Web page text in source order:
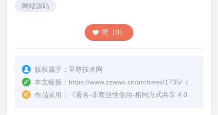
网站源码
赞（0）
版权属于： 至尊技术网
本文链接： https://www.zzwws.cn/archives/1735/ （转载时请注明本文出处及文章链接）
作品采用：
《署名-非商业性使用-相同方式共享 4.0 国际 (CC BY-NC-SA 4.0)